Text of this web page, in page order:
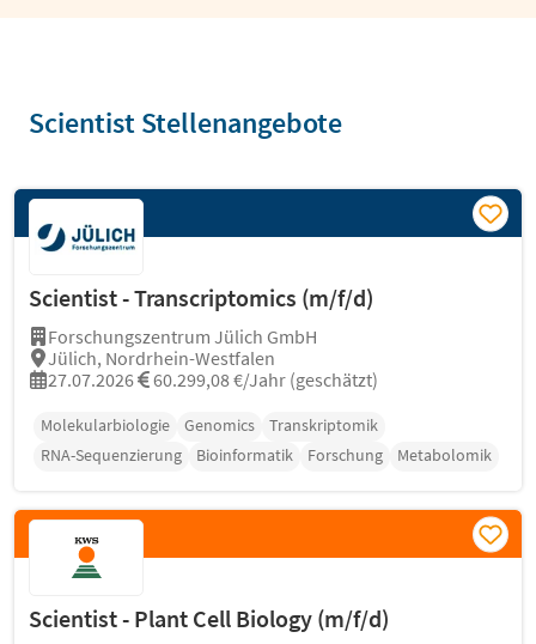
Scientist Stellenangebote
Scientist - Transcriptomics (m/f/d)
Forschungszentrum Jülich GmbH
Jülich, Nordrhein-Westfalen
27.07.2026
60.299,08 €/Jahr (geschätzt)
Molekularbiologie Genomics
Transkriptomik
RNA-Sequenzierung
Bioinformatik Forschung Metabolomik
Scientist - Plant Cell Biology (m/f/d)